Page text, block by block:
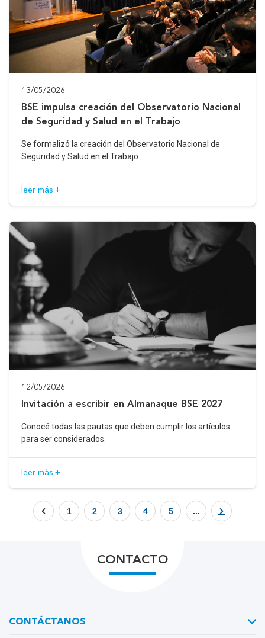
13/05/2026
BSE impulsa creación del Observatorio Nacional
de Seguridad y Salud en el Trabajo
Se formalizó la creación del Observatorio Nacional de
Seguridad y Salud en el Trabajo.
leer más +
12/05/2026
Invitación a escribir en Almanaque BSE 2027
Conocé todas las pautas que deben cumplir los artículos
para ser considerados.
leer más +
1 2 3 4 5 ...
CONTACTO
CONTÁCTANOS